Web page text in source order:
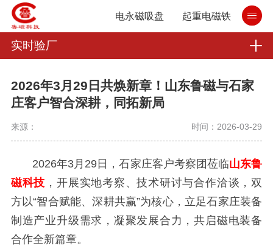
电永磁吸盘 起重电磁铁
实时验厂
2026年3月29日共焕新章！山东鲁磁与石家
庄客户智合深耕，同拓新局
来源： 时间：2026-03-29
2026年3月29日，石家庄客户考察团莅临山东鲁
磁科技 ，开展实地考察、技术研讨与合作洽谈，双
方以“智合赋能、深耕共赢”为核心，立足石家庄装备
制造产业升级需求，凝聚发展合力，共启磁电装备
合作全新篇章。